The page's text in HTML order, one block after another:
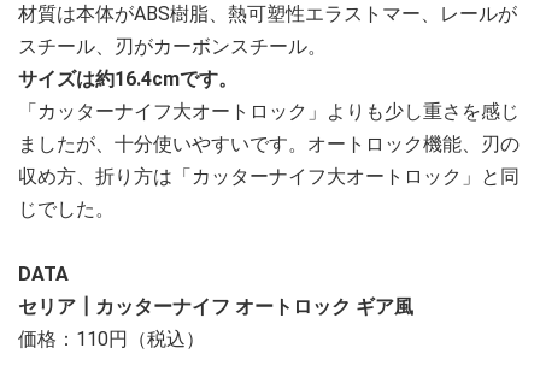
材質は本体がABS樹脂、熱可塑性エラストマー、レールが
スチール、刃がカーボンスチール。
サイズは約16.4cmです。
「カッターナイフ大オートロック」よりも少し重さを感じ
ましたが、十分使いやすいです。オートロック機能、刃の
収め方、折り方は「カッターナイフ大オートロック」と同
じでした。
DATA
セリア┃カッターナイフ オートロック ギア風
価格：110円（税込）